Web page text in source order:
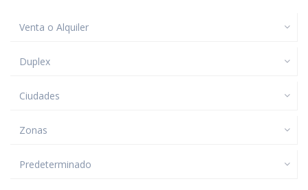
Venta o Alquiler
Duplex
Ciudades
Zonas
Predeterminado